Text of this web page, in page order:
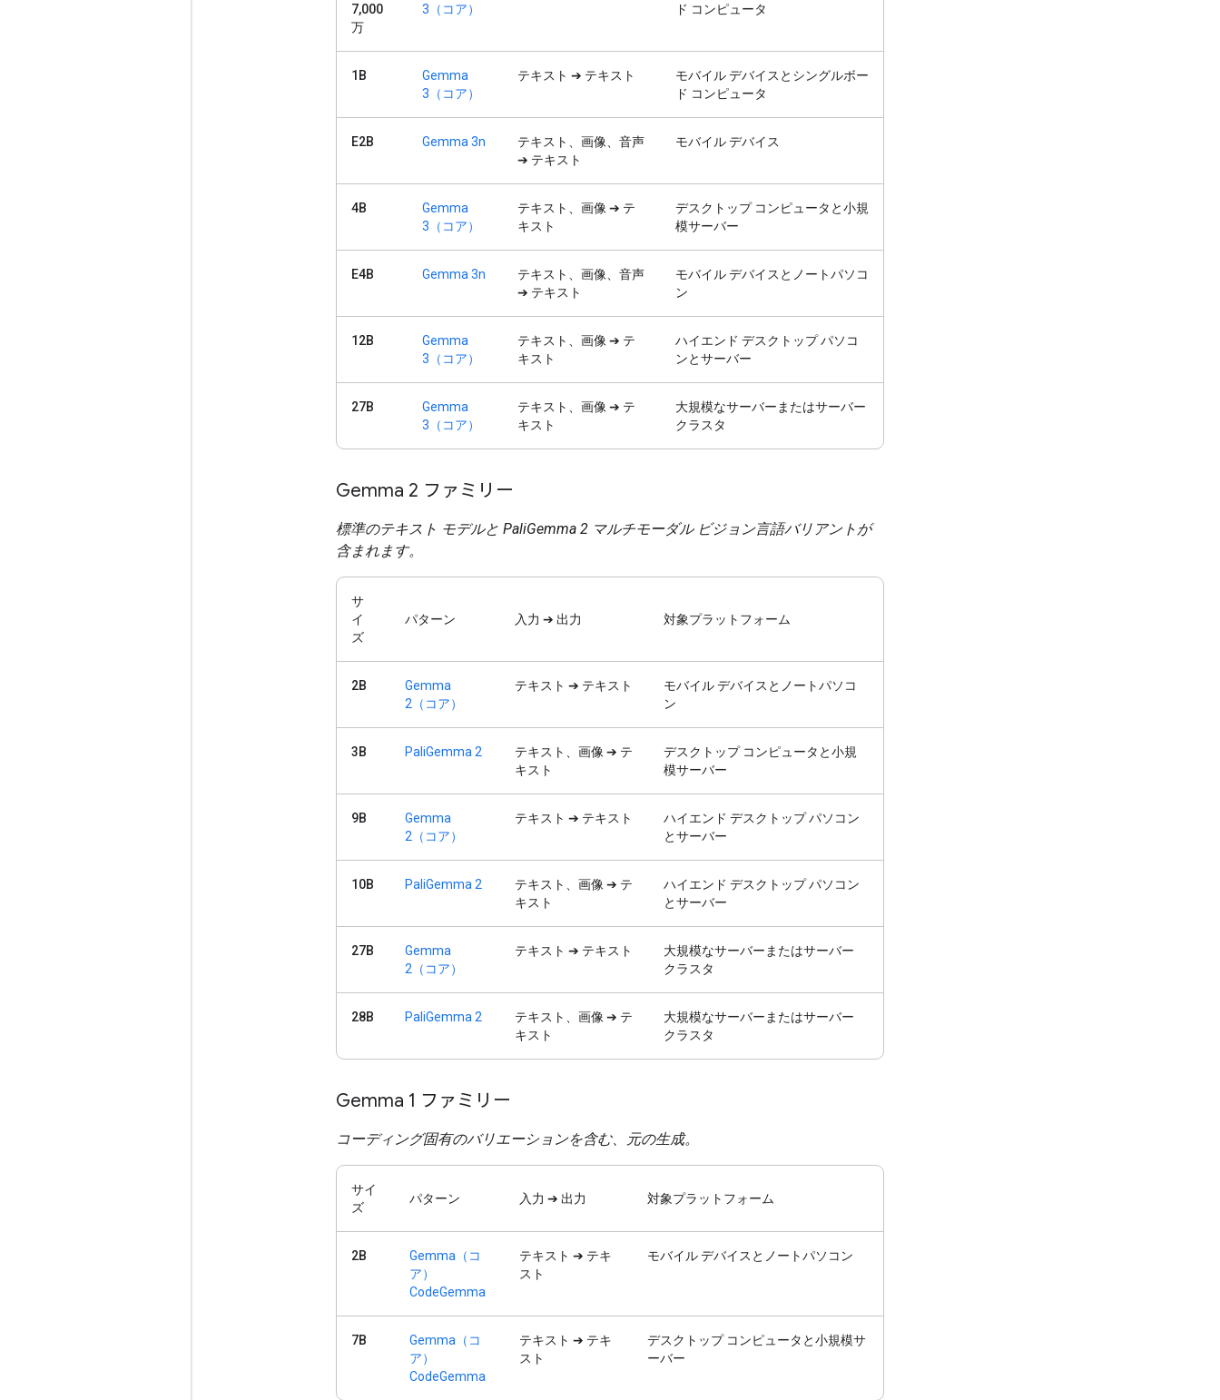
7,000
万
3（コア）
ド コンピュータ
1B
Gemma
3（コア）
テキスト ➔ テキスト
モバイル デバイスとシングルボー
ド コンピュータ
E2B Gemma 3n
テキスト、画像、音声
➔ テキスト
モバイル デバイス
4B
Gemma
3（コア）
テキスト、画像 ➔ テ
キスト
デスクトップ コンピュータと小規
模サーバー
E4B Gemma 3n
テキスト、画像、音声
➔ テキスト
モバイル デバイスとノートパソコ
ン
12B
Gemma
3（コア）
テキスト、画像 ➔ テ
キスト
ハイエンド デスクトップ パソコ
ンとサーバー
27B
Gemma
3（コア）
テキスト、画像 ➔ テ
キスト
大規模なサーバーまたはサーバー
クラスタ
Gemma 2 ファミリー
標準のテキスト モデルと PaliGemma 2 マルチモーダル ビジョン言語バリアントが
含まれます。
サ
イ
ズ
パターン 入力 ➔ 出力 対象プラットフォーム
2B
Gemma
2（コア）
テキスト ➔ テキスト
モバイル デバイスとノートパソコ
ン
3B PaliGemma 2
テキスト、画像 ➔ テ
キスト
デスクトップ コンピュータと小規
模サーバー
9B
Gemma
2（コア）
テキスト ➔ テキスト
ハイエンド デスクトップ パソコン
とサーバー
10B PaliGemma 2
テキスト、画像 ➔ テ
キスト
ハイエンド デスクトップ パソコン
とサーバー
27B
Gemma
2（コア）
テキスト ➔ テキスト
大規模なサーバーまたはサーバー
クラスタ
28B PaliGemma 2
テキスト、画像 ➔ テ
キスト
大規模なサーバーまたはサーバー
クラスタ
Gemma 1 ファミリー
コーディング固有のバリエーションを含む、元の生成。
サイ
ズ
パターン 入力 ➔ 出力 対象プラットフォーム
2B
Gemma（コ
ア）
CodeGemma
テキスト ➔ テキ
スト
モバイル デバイスとノートパソコン
7B
Gemma（コ
ア）
CodeGemma
テキスト ➔ テキ
スト
デスクトップ コンピュータと小規模サ
ーバー